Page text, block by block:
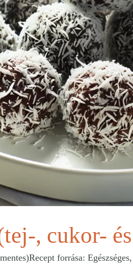
, cukor-
forrása: